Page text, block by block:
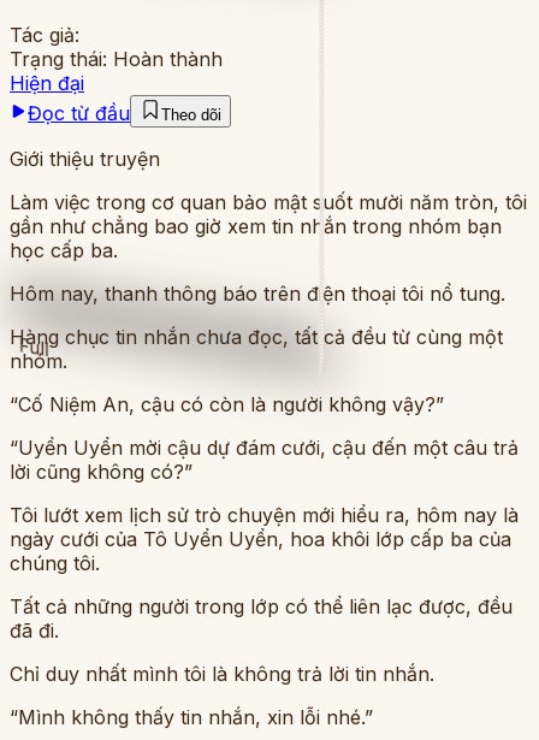
Full
Tác giả:
Trạng thái: Hoàn thành
Hiện đại
Đọc từ đầu
Theo dõi
Giới thiệu truyện
Làm việc trong cơ quan bảo mật suốt mười năm tròn, tôi
gần như chẳng bao giờ xem tin nhắn trong nhóm bạn
học cấp ba.
Hôm nay, thanh thông báo trên điện thoại tôi nổ tung.
Hàng chục tin nhắn chưa đọc, tất cả đều từ cùng một
nhóm.
“Cố Niệm An, cậu có còn là người không vậy?”
“Uyển Uyển mời cậu dự đám cưới, cậu đến một câu trả
lời cũng không có?”
Tôi lướt xem lịch sử trò chuyện mới hiểu ra, hôm nay là
ngày cưới của Tô Uyển Uyển, hoa khôi lớp cấp ba của
chúng tôi.
Tất cả những người trong lớp có thể liên lạc được, đều
đã đi.
Chỉ duy nhất mình tôi là không trả lời tin nhắn.
“Mình không thấy tin nhắn, xin lỗi nhé.”